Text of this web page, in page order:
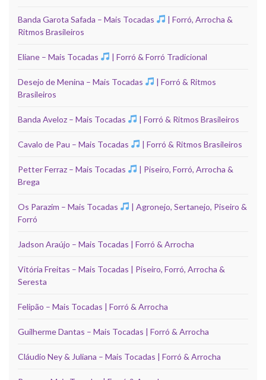
Banda Garota Safada – Mais Tocadas
| Forró, Arrocha &
Ritmos Brasileiros
Eliane – Mais Tocadas | Forró & Forró Tradicional
Desejo de Menina – Mais Tocadas
| Forró & Ritmos
Brasileiros
Banda Aveloz – Mais Tocadas | Forró & Ritmos Brasileiros
Cavalo de Pau – Mais Tocadas | Forró & Ritmos Brasileiros
Petter Ferraz – Mais Tocadas
| Piseiro, Forró, Arrocha &
Brega
Os Parazim – Mais Tocadas
| Agronejo, Sertanejo, Piseiro &
Forró
Jadson Araújo – Mais Tocadas | Forró & Arrocha
Vitória Freitas – Mais Tocadas | Piseiro, Forró, Arrocha &
Seresta
Felipão – Mais Tocadas | Forró & Arrocha
Guilherme Dantas – Mais Tocadas | Forró & Arrocha
Cláudio Ney & Juliana – Mais Tocadas | Forró & Arrocha